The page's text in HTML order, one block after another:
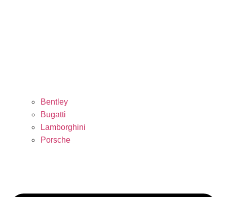
Bentley
Bugatti
Lamborghini
Porsche